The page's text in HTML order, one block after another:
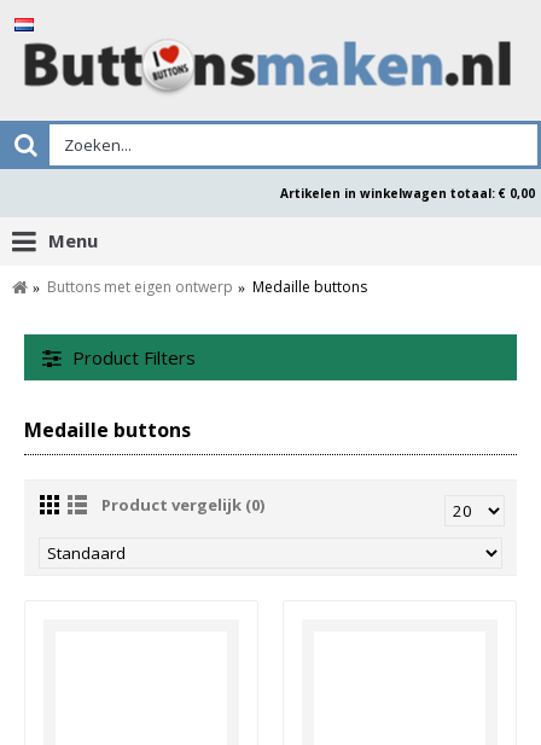
Artikelen in winkelwagen totaal: € 0,00
Menu
Buttons met eigen ontwerp Medaille buttons
Product Filters
Medaille buttons
Product vergelijk (0)